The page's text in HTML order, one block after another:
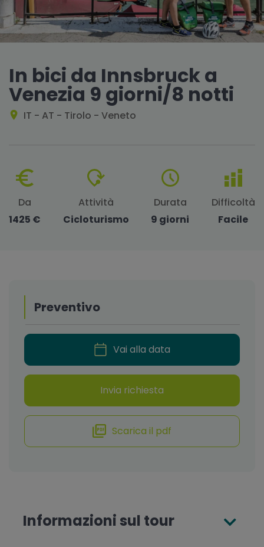
In bici da Innsbruck a
Venezia 9 giorni/8 notti
IT - AT - Tirolo - Veneto
Da
1425 €
Attività
Cicloturismo
Durata
9 giorni
Difficoltà
Facile
Informazioni sul tour
Preventivo
Vai alla data
Invia richiesta
Scarica il pdf